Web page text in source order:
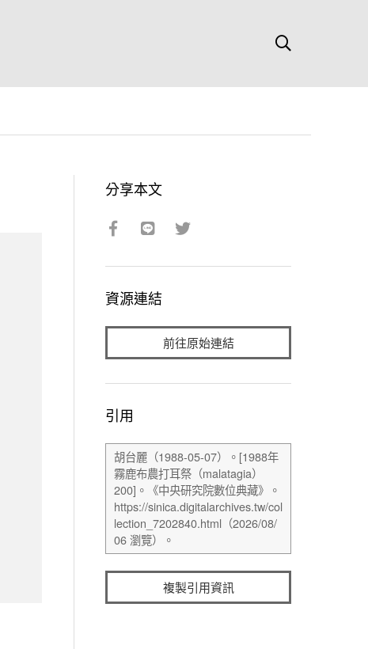
分享本文
資源連結
前往原始連結
引用
複製引用資訊